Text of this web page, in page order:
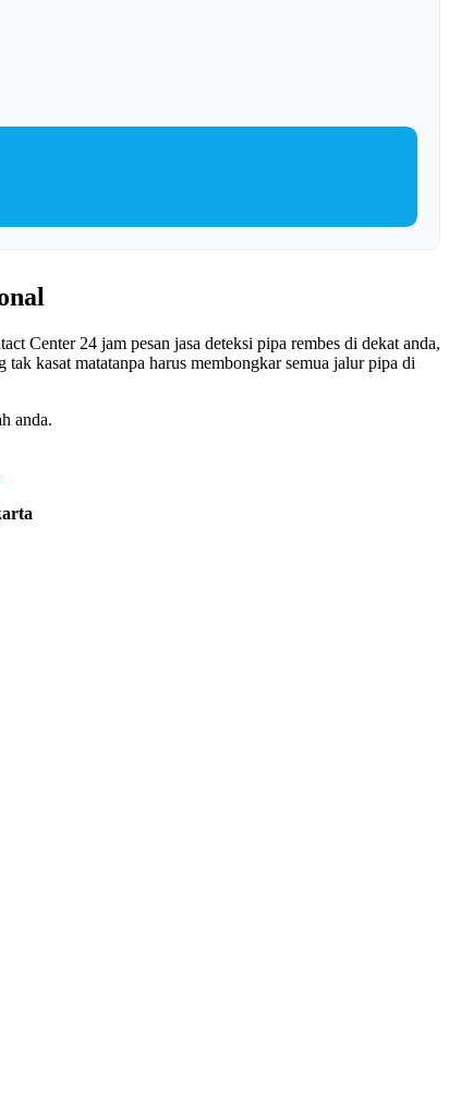
Center 24 jam pesan jasa deteksi pipa rembes di dekat anda,
kasat matatanpa harus membongkar semua jalur pipa di
anda.